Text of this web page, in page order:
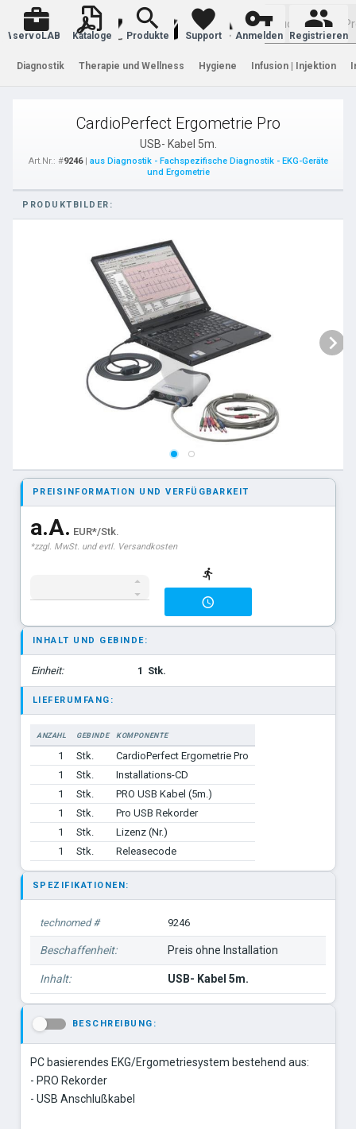
Warenkorb
servoLAB Kataloge Produkte Support Anmelden Registrieren
Diagnostik Therapie und Wellness Hygiene Infusion | Injektion
CardioPerfect Ergometrie Pro
USB- Kabel 5m.
Art.Nr.: #9246| aus Diagnostik - Fachspezifische Diagnostik - EKG-Geräte
und Ergometrie
PRODUKTBILDER:
PREISINFORMATION UND VERFÜGBARKEIT
a.A. EUR*/Stk.
*zzgl. MwSt. und evtl. Versandkosten
INHALT UND GEBINDE:
Einheit: 1 Stk.
LIEFERUMFANG:
ANZAHL GEBINDE
KOMPONENTE
1
Stk.
CardioPerfect Ergometrie Pro
1
Stk.
Installations-CD
1
Stk.
PRO USB Kabel (5m.)
1
Stk.
Pro USB Rekorder
1
Stk.
Lizenz (Nr.)
1
Stk. Releasecode
SPEZIFIKATIONEN:
technomed # 9246
Beschaffenheit: Preis ohne Installation
Inhalt: USB- Kabel 5m.
BESCHREIBUNG:
PC basierendes EKG/Ergometriesystem bestehend aus:
- PRO Rekorder
- USB Anschlußkabel